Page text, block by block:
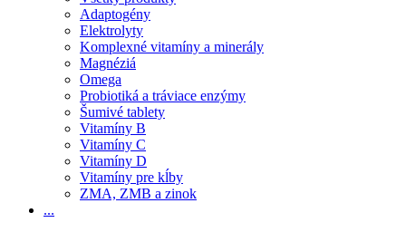
Adaptogény
Elektrolyty
Komplexné vitamíny a minerály
Magnéziá
Omega
Probiotiká a tráviace enzýmy
Šumivé tablety
Vitamíny B
Vitamíny C
Vitamíny D
Vitamíny pre kĺby
ZMA, ZMB a zinok
...